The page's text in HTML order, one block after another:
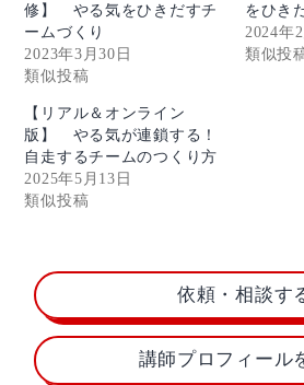
修】 やる気をひきだすチ
ームづくり
2023年3月30日
類似投稿
をひき
2024年
類似投
【リアル＆オンライン
版】 やる気が連鎖する！
自走するチームのつくり方
2025年5月13日
類似投稿
依頼・相談す
講師プロフィール